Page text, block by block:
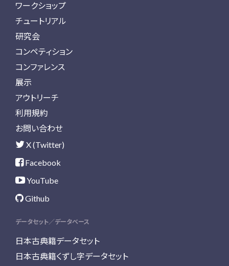
ワークショップ
チュートリアル
研究会
コンペティション
コンファレンス
展示
アウトリーチ
利用規約
お問い合わせ
X (Twitter)
Facebook
YouTube
Github
データセット／データベース
日本古典籍データセット
日本古典籍くずし字データセット